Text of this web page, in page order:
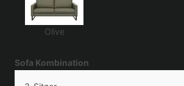
Olive
Sofa Kombination